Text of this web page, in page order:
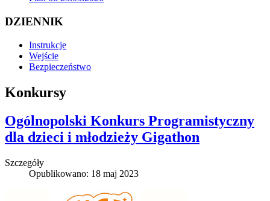
DZIENNIK
Instrukcje
Wejście
Bezpieczeństwo
Konkursy
Ogólnopolski Konkurs Programistyczny
dla dzieci i młodzieży Gigathon
Szczegóły
Opublikowano: 18 maj 2023